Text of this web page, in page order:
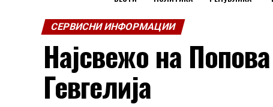
СЕРВИСНИ ИНФОРМАЦИИ
Најсвежо на
Гевгелија